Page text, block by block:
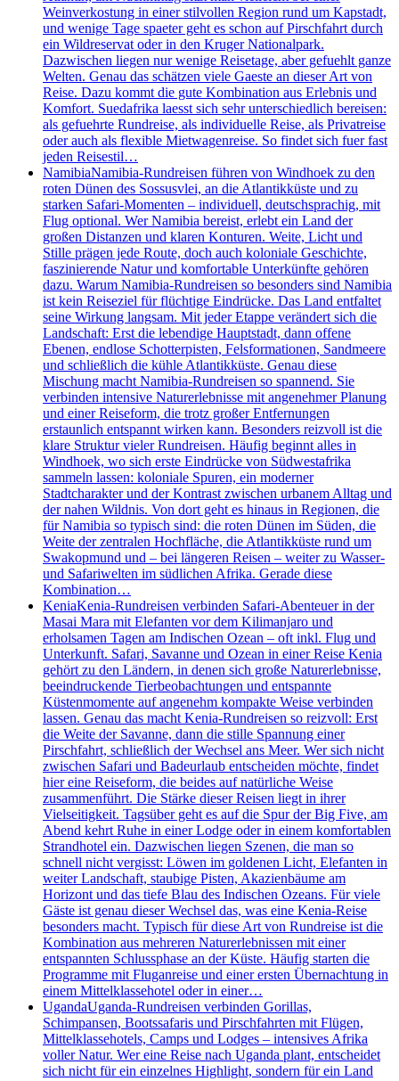
Weinverkostung in einer stilvollen Region rund um Kapstadt,
und wenige Tage spaeter geht es schon auf Pirschfahrt durch
ein Wildreservat oder in den Kruger Nationalpark.
Dazwischen liegen nur wenige Reisetage, aber gefuehlt ganze
Welten. Genau das schätzen viele Gaeste an dieser Art von
Reise. Dazu kommt die gute Kombination aus Erlebnis und
Komfort. Suedafrika laesst sich sehr unterschiedlich bereisen:
als gefuehrte Rundreise, als individuelle Reise, als Privatreise
oder auch als flexible Mietwagenreise. So findet sich fuer fast
jeden Reisestil…
NamibiaNamibia-Rundreisen führen von Windhoek zu den
roten Dünen des Sossusvlei, an die Atlantikküste und zu
starken Safari-Momenten – individuell, deutschsprachig, mit
Flug optional. Wer Namibia bereist, erlebt ein Land der
großen Distanzen und klaren Konturen. Weite, Licht und
Stille prägen jede Route, doch auch koloniale Geschichte,
faszinierende Natur und komfortable Unterkünfte gehören
dazu. Warum Namibia-Rundreisen so besonders sind Namibia
ist kein Reiseziel für flüchtige Eindrücke. Das Land entfaltet
seine Wirkung langsam. Mit jeder Etappe verändert sich die
Landschaft: Erst die lebendige Hauptstadt, dann offene
Ebenen, endlose Schotterpisten, Felsformationen, Sandmeere
und schließlich die kühle Atlantikküste. Genau diese
Mischung macht Namibia-Rundreisen so spannend. Sie
verbinden intensive Naturerlebnisse mit angenehmer Planung
und einer Reiseform, die trotz großer Entfernungen
erstaunlich entspannt wirken kann. Besonders reizvoll ist die
klare Struktur vieler Rundreisen. Häufig beginnt alles in
Windhoek, wo sich erste Eindrücke von Südwestafrika
sammeln lassen: koloniale Spuren, ein moderner
Stadtcharakter und der Kontrast zwischen urbanem Alltag und
der nahen Wildnis. Von dort geht es hinaus in Regionen, die
für Namibia so typisch sind: die roten Dünen im Süden, die
Weite der zentralen Hochfläche, die Atlantikküste rund um
Swakopmund und – bei längeren Reisen – weiter zu Wasser-
und Safariwelten im südlichen Afrika. Gerade diese
Kombination…
KeniaKenia-Rundreisen verbinden Safari-Abenteuer in der
Masai Mara mit Elefanten vor dem Kilimanjaro und
erholsamen Tagen am Indischen Ozean – oft inkl. Flug und
Unterkunft. Safari, Savanne und Ozean in einer Reise Kenia
gehört zu den Ländern, in denen sich große Naturerlebnisse,
beeindruckende Tierbeobachtungen und entspannte
Küstenmomente auf angenehm kompakte Weise verbinden
lassen. Genau das macht Kenia-Rundreisen so reizvoll: Erst
die Weite der Savanne, dann die stille Spannung einer
Pirschfahrt, schließlich der Wechsel ans Meer. Wer sich nicht
zwischen Safari und Badeurlaub entscheiden möchte, findet
hier eine Reiseform, die beides auf natürliche Weise
zusammenführt. Die Stärke dieser Reisen liegt in ihrer
Vielseitigkeit. Tagsüber geht es auf die Spur der Big Five, am
Abend kehrt Ruhe in einer Lodge oder in einem komfortablen
Strandhotel ein. Dazwischen liegen Szenen, die man so
schnell nicht vergisst: Löwen im goldenen Licht, Elefanten in
weiter Landschaft, staubige Pisten, Akazienbäume am
Horizont und das tiefe Blau des Indischen Ozeans. Für viele
Gäste ist genau dieser Wechsel das, was eine Kenia-Reise
besonders macht. Typisch für diese Art von Rundreise ist die
Kombination aus mehreren Naturerlebnissen mit einer
entspannten Schlussphase an der Küste. Häufig starten die
Programme mit Fluganreise und einer ersten Übernachtung in
einem Mittelklassehotel oder in einer…
UgandaUganda-Rundreisen verbinden Gorillas,
Schimpansen, Bootssafaris und Pirschfahrten mit Flügen,
Mittelklassehotels, Camps und Lodges – intensives Afrika
voller Natur. Wer eine Reise nach Uganda plant, entscheidet
sich nicht für ein einzelnes Highlight, sondern für ein Land